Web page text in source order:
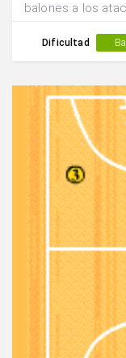
balones a los
líbremente para
atacantes tienen
Dificultad